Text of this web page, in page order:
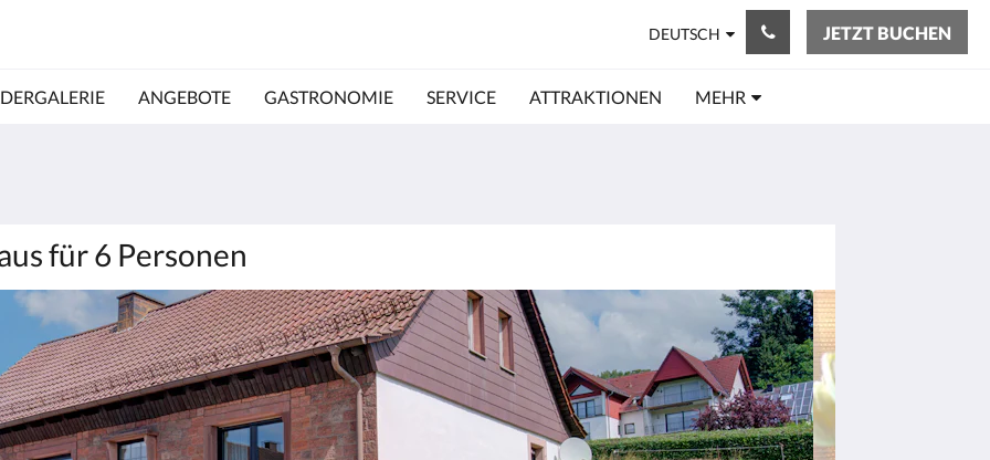
DEUTSCH JETZT BUCHEN
ANGEBOTE GASTRONOMIE SERVICE ATTRAKTIONEN MEHR
für 6 Personen